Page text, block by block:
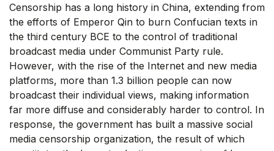
Censorship has a long history in China, extending from
the efforts of Emperor Qin to burn Confucian texts in
the third century BCE to the control of traditional
broadcast media under Communist Party rule.
However, with the rise of the Internet and new media
platforms, more than 1.3 billion people can now
broadcast their individual views, making information
far more diffuse and considerably harder to control. In
response, the government has built a massive social
media censorship organization, the result of which